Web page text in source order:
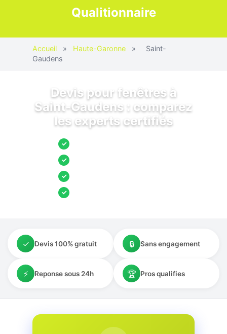
Qualitionnaire
Accueil » Haute-Garonne »
Saint-
Gaudens
Devis pour fenêtres à
Saint-Gaudens : comparez
les experts certifiés
✓
✓
✓
✓
✓ Devis 100% gratuit 🔒 Sans engagement
⚡ Reponse sous 24h 🏆 Pros qualifies